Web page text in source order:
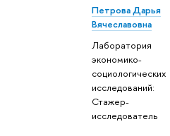
Петрова Дарья
Вячеславовна
Лаборатория
экономико-
социологических
исследований:
Стажер-
исследователь